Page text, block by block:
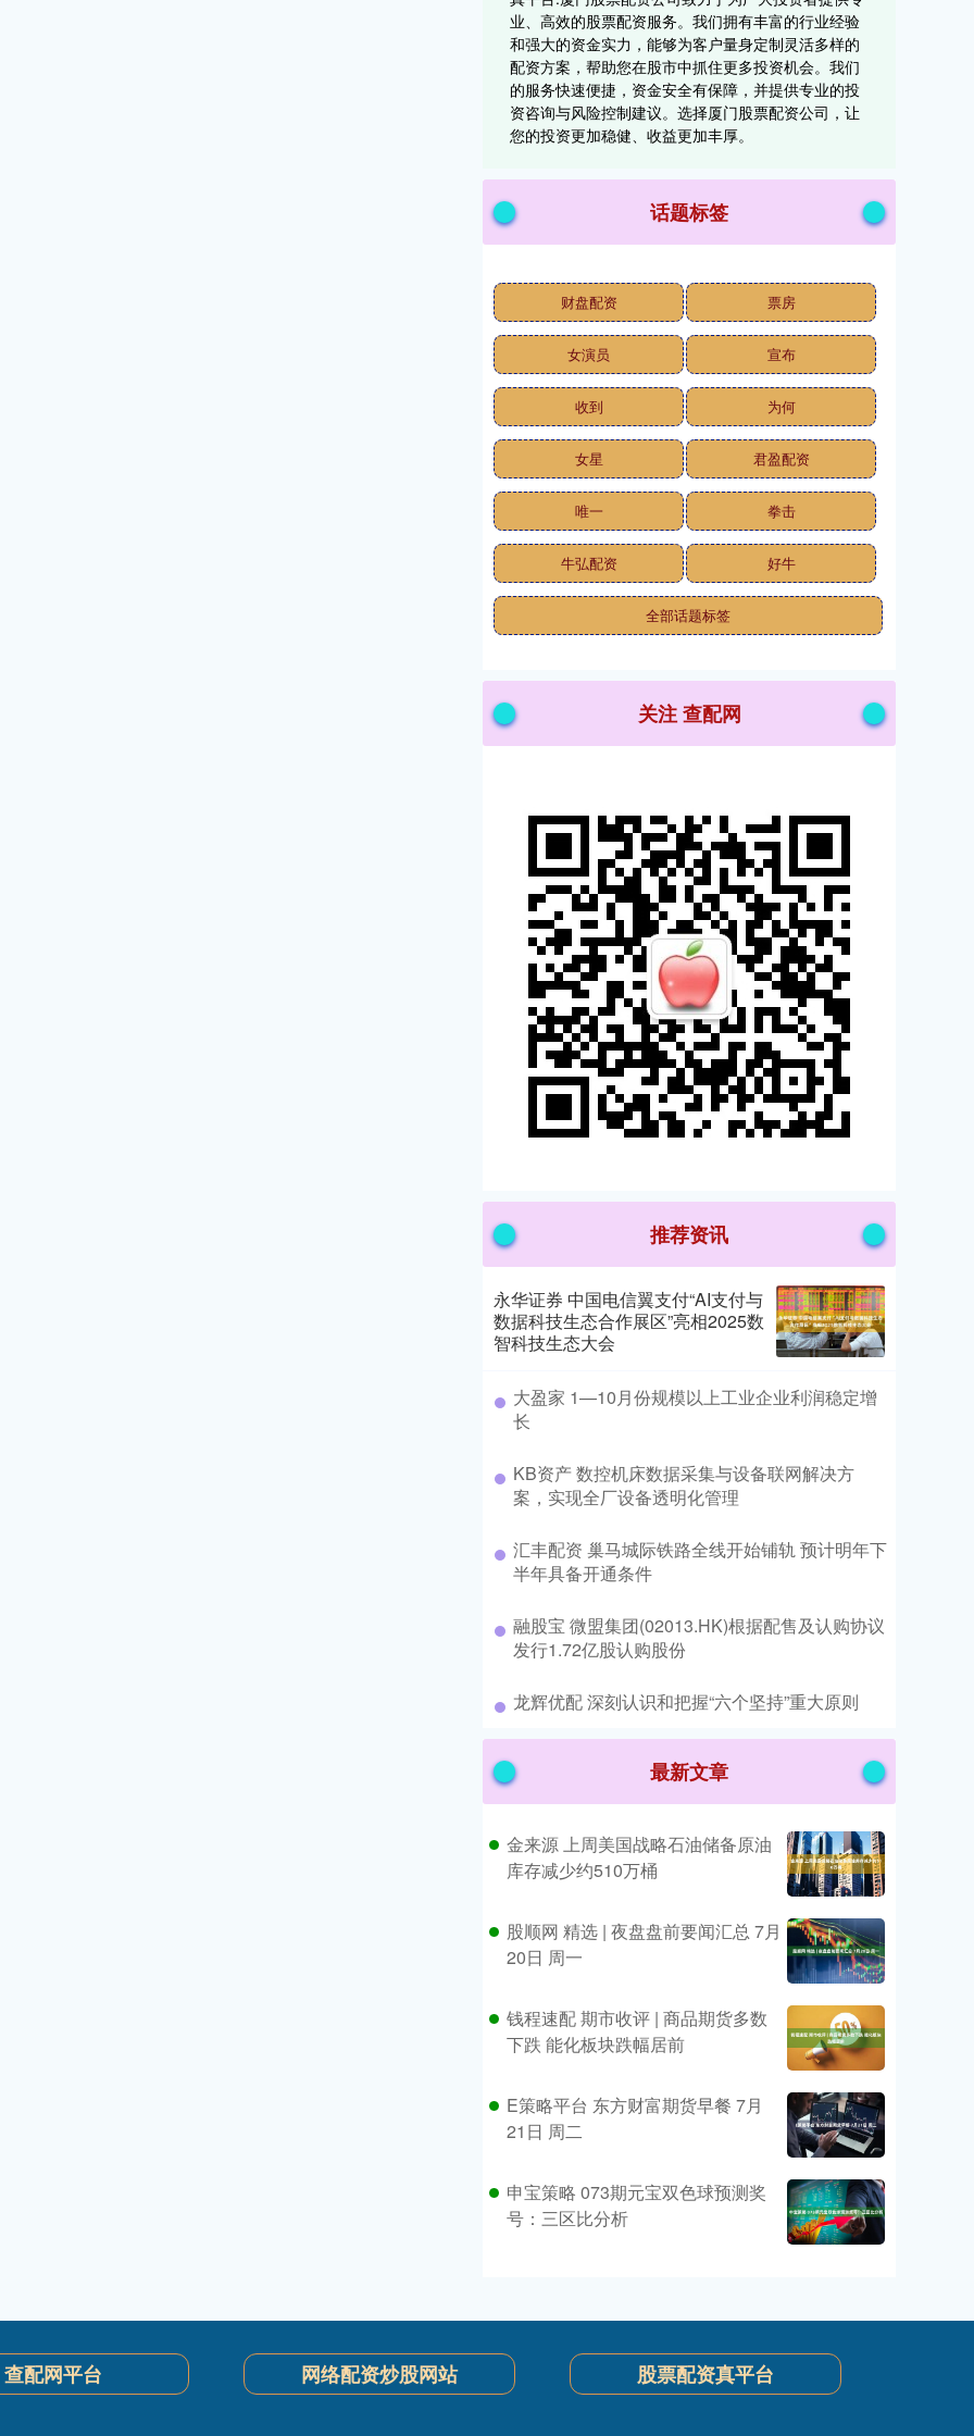
业、高效的股票配资服务。我们拥有丰富的行业经验
和强大的资金实力，能够为客户量身定制灵活多样的
配资方案，帮助您在股市中抓住更多投资机会。我们
的服务快速便捷，资金安全有保障，并提供专业的投
资咨询与风险控制建议。选择厦门股票配资公司，让
您的投资更加稳健、收益更加丰厚。
话题标签
财盘配资 票房
女演员 宣布
收到 为何
女星 君盈配资
唯一 拳击
牛弘配资 好牛
全部话题标签
关注 查配网
推荐资讯
永华证券 中国电信翼支付“AI支付与
数据科技生态合作展区”亮相2025数
智科技生态大会
​大盈家 1—10月份规模以上工业企业利润稳定增
长
​KB资产 数控机床数据采集与设备联网解决方
案，实现全厂设备透明化管理
​汇丰配资 巢马城际铁路全线开始铺轨 预计明年下
半年具备开通条件
​融股宝 微盟集团(02013.HK)根据配售及认购协议
发行1.72亿股认购股份
​龙辉优配 深刻认识和把握“六个坚持”重大原则
最新文章
金来源 上周美国战略石油储备原油
库存减少约510万桶
股顺网 精选 | 夜盘盘前要闻汇总 7月
20日 周一
钱程速配 期市收评 | 商品期货多数
下跌 能化板块跌幅居前
E策略平台 东方财富期货早餐 7月
21日 周二
申宝策略 073期元宝双色球预测奖
号：三区比分析
查配网平台 网络配资炒股网站 股票配资真平台